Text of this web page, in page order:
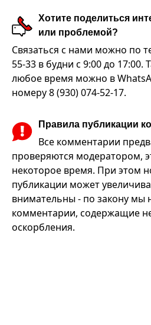
Хотите поделиться
или проблемой?
Связаться с нами можно по
55-33 в будни с 9:00 до 17:00.
любое время можно в
номеру 8 (930) 074-52-17.
Правила публикации
Все комментарии
проверяются модератором,
некоторое время. При этом
публикации может
внимательны - по закону
комментарии, содержащие
оскорбления.